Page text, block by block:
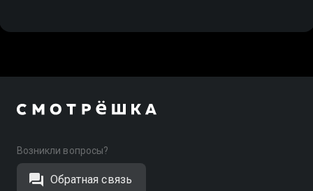
Возникли вопросы?
Обратная связь